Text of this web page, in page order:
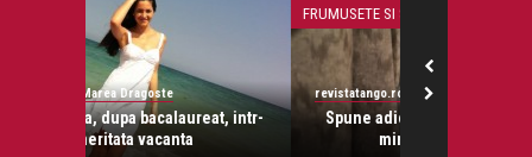
FRUMUSETE SI SANATATE
revistatango.ro Marea Dragoste
Spune adio celulitei si slabeste in 3
minute, in criosauna